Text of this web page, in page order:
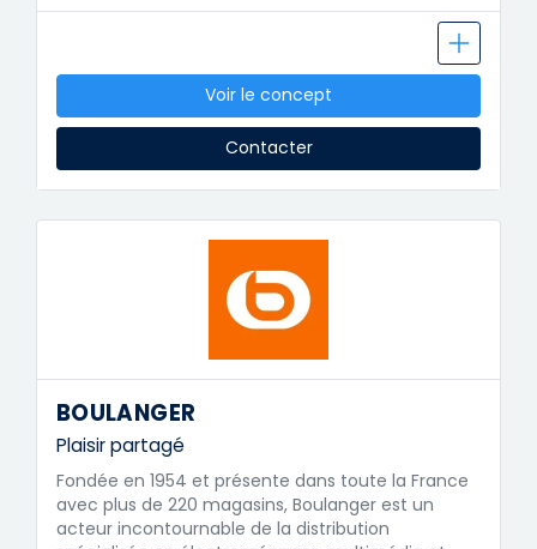
Voir le concept
Contacter
BOULANGER
Plaisir partagé
Fondée en 1954 et présente dans toute la France
avec plus de 220 magasins, Boulanger est un
acteur incontournable de la distribution